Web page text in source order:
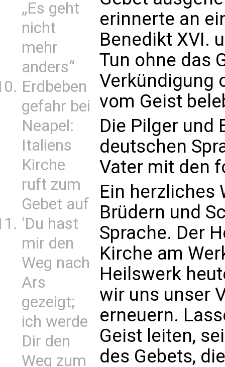
„Es geht
nicht
mehr
anders“
Erdbeben
gefahr bei
Neapel:
Italiens
Kirche
ruft zum
Gebet auf
'Du hast
mir den
Weg nach
Ars
gezeigt;
ich werde
Dir den
Weg zum
erinnerte an
Benedikt XVI.
Tun ohne das
Verkündigung
vom Geist
Die Pilger und
deutschen
Vater mit den
Ein herzliches
Brüdern und
Sprache. Der
Kirche am
Heilswerk
wir uns unser
erneuern.
Geist leiten,
des Gebets,